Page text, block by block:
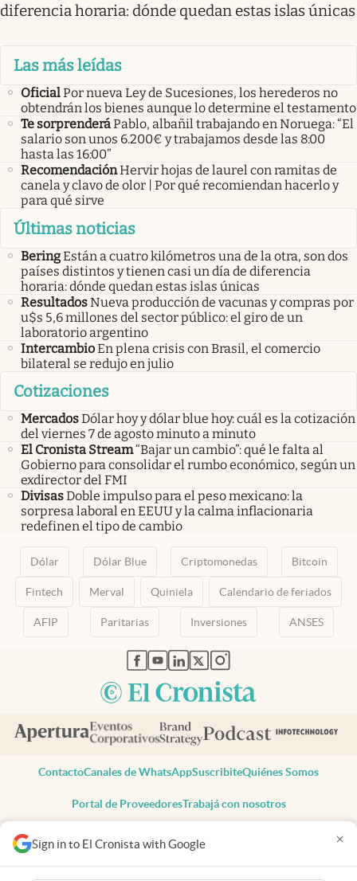
Sign in to El Cronista with Google ×
diferencia horaria: dónde quedan estas islas únicas
Las más leídas
OficialPor nueva Ley de Sucesiones, los herederos no
obtendrán los bienes aunque lo determine el testamento
Te sorprenderáPablo, albañil trabajando en Noruega: “El
salario son unos 6.200€ y trabajamos desde las 8:00
hasta las 16:00”
RecomendaciónHervir hojas de laurel con ramitas de
canela y clavo de olor | Por qué recomiendan hacerlo y
para qué sirve
Últimas noticias
BeringEstán a cuatro kilómetros una de la otra, son dos
países distintos y tienen casi un día de diferencia
horaria: dónde quedan estas islas únicas
ResultadosNueva producción de vacunas y compras por
u$s 5,6 millones del sector público: el giro de un
laboratorio argentino
IntercambioEn plena crisis con Brasil, el comercio
bilateral se redujo en julio
Cotizaciones
MercadosDólar hoy y dólar blue hoy: cuál es la cotización
del viernes 7 de agosto minuto a minuto
El Cronista Stream“Bajar un cambio”: qué le falta al
Gobierno para consolidar el rumbo económico, según un
exdirector del FMI
DivisasDoble impulso para el peso mexicano: la
sorpresa laboral en EEUU y la calma inflacionaria
redefinen el tipo de cambio
Dólar Dólar Blue Criptomonedas Bitcoin
Fintech Merval Quiniela Calendario de feriados
AFIP Paritarias Inversiones ANSES
abre en nueva pestaña
abre en nueva pestaña
abre en nueva pestaña
abre en nueva pestaña
abre en nueva pestaña
ContactoCanales de WhatsAppSuscribiteQuiénes Somos
Portal de ProveedoresTrabajá con nosotros
Todos los derechos reservados